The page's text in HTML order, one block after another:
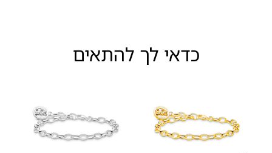
כדאי לך להתאים